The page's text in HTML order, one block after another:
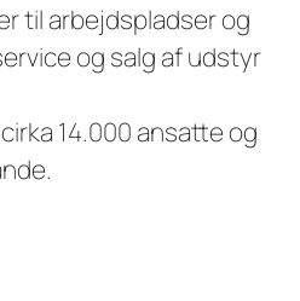
til arbejdspladser og
og salg af udstyr
14.000 ansatte og